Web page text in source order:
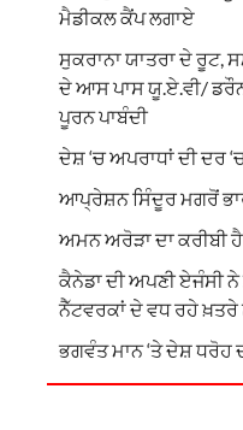
ਮੈਡੀਕਲ ਕੈਂਪ ਲਗਾਏ
ਸੁਕਰਾਨਾ ਯਾਤਰਾ ਦੇ ਰੂਟ,
ਦੇ ਆਸ ਪਾਸ ਯੂ.ਏ.ਵੀ/
ਪੂਰਨ ਪਾਬੰਦੀ
ਦੇਸ਼ ‘ਚ ਅਪਰਾਧਾਂ ਦੀ ਦਰ
ਆਪ੍ਰੇਸ਼ਨ ਸਿੰਦੂਰ ਮਗਰੋਂ
ਅਮਨ ਅਰੋੜਾ ਦਾ ਕਰੀਬੀ
ਕੈਨੇਡਾ ਦੀ ਅਪਣੀ ਏਜੰਸੀ ਨੇ
ਨੈੱਟਵਰਕਾਂ ਦੇ ਵਧ ਰਹੇ
ਭਗਵੰਤ ਮਾਨ ‘ਤੇ ਦੇਸ਼ ਧਰੋਹ